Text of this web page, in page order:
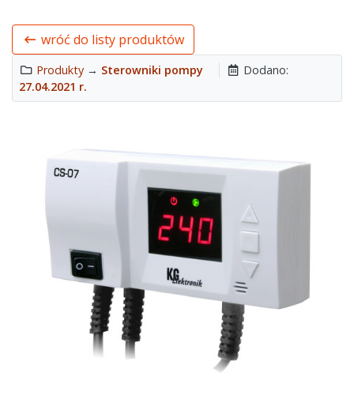
wróć do listy produktów
Produkty → Sterowniki pompy
Dodano:
27.04.2021 r.